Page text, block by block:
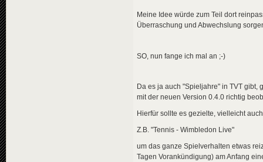
Meine Idee würde zum Teil dort
Überraschung und Abwechslung
SO, nun fange ich mal an ;-)
Da es ja auch "Spieljahre" in TVT gibt,
mit der neuen Version 0.4.0 richtig
Hierfür sollte es gezielte, vielleicht
Z.B. "Tennis - Wimbledon Live"
um das ganze Spielverhalten etwas
Tagen Vorankündigung) am Anfang